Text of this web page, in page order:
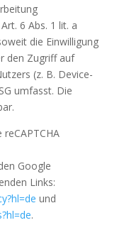
6 Abs. 1 lit. a
die Einwilligung
den Zugriff auf
(z. B. Device-
umfasst. Die
Google
Links:
und
.